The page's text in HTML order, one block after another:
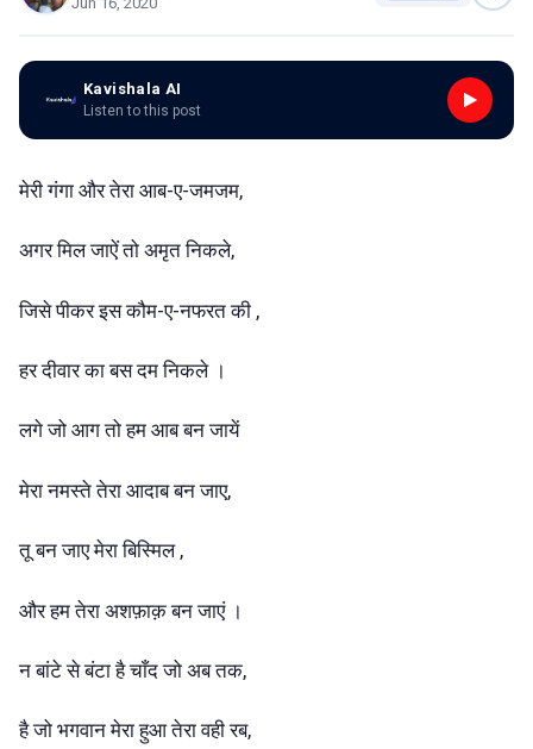
Kavishala AI
Listen to this post
मेरी गंगा और तेरा आब-ए-जमजम,
अगर मिल जाऐं तो अमृत निकले,
जिसे पीकर इस कौम-ए-नफरत की ,
हर दीवार का बस दम निकले ।
लगे जो आग तो हम आब बन जायें
मेरा नमस्ते तेरा आदाब बन जाए,
तू बन जाए मेरा बिस्मिल ,
और हम तेरा अशफ़ाक़ बन जाएं ।
न बांटे से बंटा है चाँद जो अब तक,
है जो भगवान मेरा हुआ तेरा वही रब,